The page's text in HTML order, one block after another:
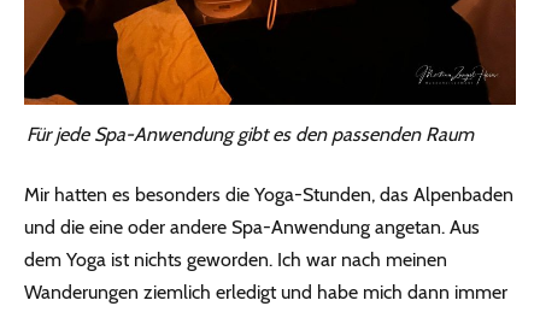
Für jede Spa-Anwendung gibt es den passenden Raum
Mir hatten es besonders die Yoga-Stunden, das Alpenbaden
und die eine oder andere Spa-Anwendung angetan. Aus
dem Yoga ist nichts geworden. Ich war nach meinen
Wanderungen ziemlich erledigt und habe mich dann immer